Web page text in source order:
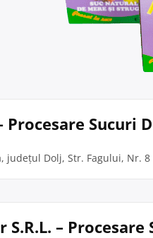
Procesare Sucuri
județul Dolj, Str. Fagului, Nr. 8
–